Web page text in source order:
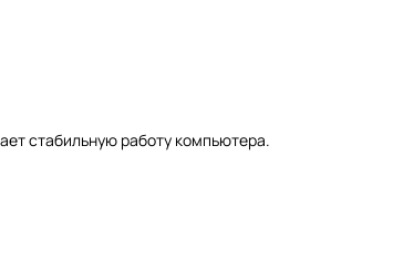
стабильную работу компьютера.